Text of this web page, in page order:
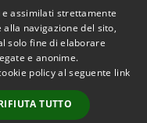
© 2026 • Comune di
• Powered by
Municipium•Accesso
redazione
assimilati strettamente
navigazione del sito,
solo fine di elaborare
e anonime.
policy al seguente link
TUTTO